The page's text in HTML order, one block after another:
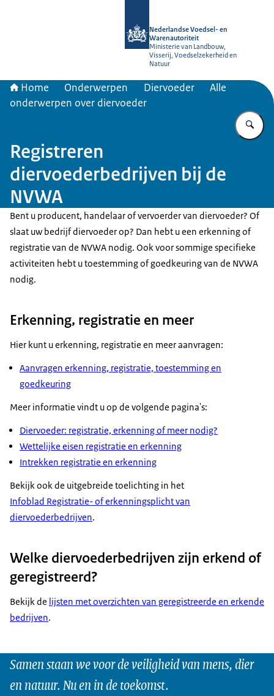
Nederlandse Voedsel- en
Warenautoriteit
Ministerie van Landbouw,
Visserij, Voedselzekerheid en
Natuur
Home Onderwerpen Diervoeder
Alle
onderwerpen over diervoeder
Registreren
diervoederbedrijven bij de
NVWA
Bent u producent, handelaar of vervoerder van diervoeder? Of
slaat uw bedrijf diervoeder op? Dan hebt u een erkenning of
registratie van de NVWA nodig. Ook voor sommige specifieke
activiteiten hebt u toestemming of goedkeuring van de NVWA
nodig.
Erkenning, registratie en meer
Hier kunt u erkenning, registratie en meer aanvragen:
Aanvragen erkenning, registratie, toestemming en
goedkeuring
Meer informatie vindt u op de volgende pagina's:
Diervoeder: registratie, erkenning of meer nodig?
Wettelijke eisen registratie en erkenning
Intrekken registratie en erkenning
Bekijk ook de uitgebreide toelichting in het
Infoblad Registratie- of erkenningsplicht van
diervoederbedrijven.
Welke diervoederbedrijven zijn erkend of
geregistreerd?
Bekijk de lijsten met overzichten van geregistreerde en erkende
bedrijven.
Samen staan we voor de veiligheid van mens, dier
en natuur. Nu en in de toekomst.